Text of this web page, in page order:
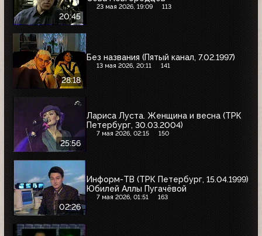
20:45
23 мая 2026, 19:09 113
28:18
Без названия (Пятый канал, 7.02.1997)
13 мая 2026, 20:11 141
25:56
Лариса Луста. Женщина и весна (ТРК
Петербург, 30.03.2004)
7 мая 2026, 02:15 150
02:26
Информ-ТВ (ТРК Петербург, 15.04.1999)
Юбилей Аллы Пугачёвой
7 мая 2026, 01:51 163